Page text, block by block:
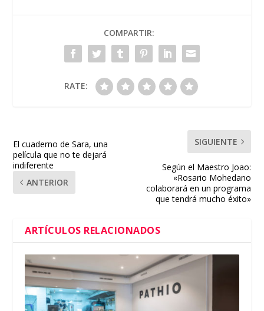
COMPARTIR:
RATE:
El cuaderno de Sara, una
película que no te dejará
indiferente
ANTERIOR
SIGUIENTE
Según el Maestro Joao:
«Rosario Mohedano
colaborará en un programa
que tendrá mucho éxito»
ARTÍCULOS RELACIONADOS